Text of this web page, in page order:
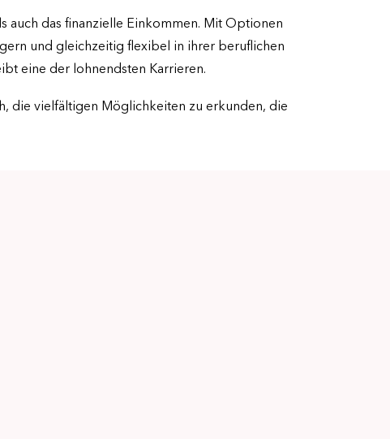
auch das finanzielle Einkommen. Mit Optionen
und gleichzeitig flexibel in ihrer beruflichen
eine der lohnendsten Karrieren.
die vielfältigen Möglichkeiten zu erkunden, die